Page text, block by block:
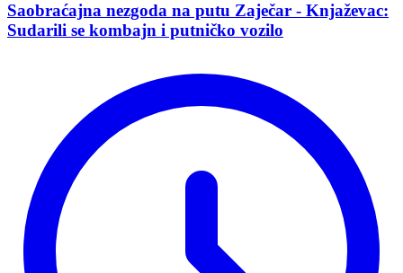
Saobraćajna nezgoda na putu Zaječar - Knjaževac:
Sudarili se kombajn i putničko vozilo